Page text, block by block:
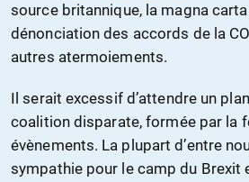
source britannique, la magna
dénonciation des accords de la
autres atermoiements.
Il serait excessif d’attendre un
coalition disparate, formée par la
évènements. La plupart d’entre
sympathie pour le camp du Brexit